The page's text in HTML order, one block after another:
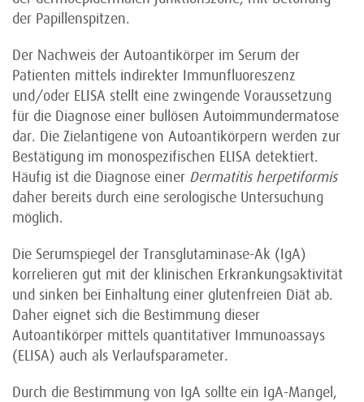
der Papillenspitzen.
Der Nachweis der Autoantikörper im Serum der
Patienten mittels indirekter Immunfluoreszenz
und/oder ELISA stellt eine zwingende Voraussetzung
für die Diagnose einer bullösen Autoimmundermatose
dar. Die Zielantigene von Autoantikörpern werden zur
Bestätigung im monospezifischen ELISA detektiert.
Häufig ist die Diagnose einer Dermatitis herpetiformis
daher bereits durch eine serologische Untersuchung
möglich.
Die Serumspiegel der Transglutaminase-Ak (IgA)
korrelieren gut mit der klinischen Erkrankungsaktivität
und sinken bei Einhaltung einer glutenfreien Diät ab.
Daher eignet sich die Bestimmung dieser
Autoantikörper mittels quantitativer Immunoassays
(ELISA) auch als Verlaufsparameter.
Durch die Bestimmung von IgA sollte ein IgA-Mangel,